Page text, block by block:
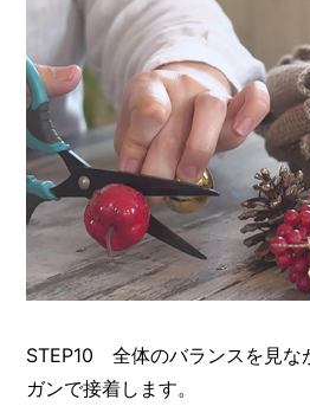
STEP10 全体のバランスを見な
ガンで接着します。